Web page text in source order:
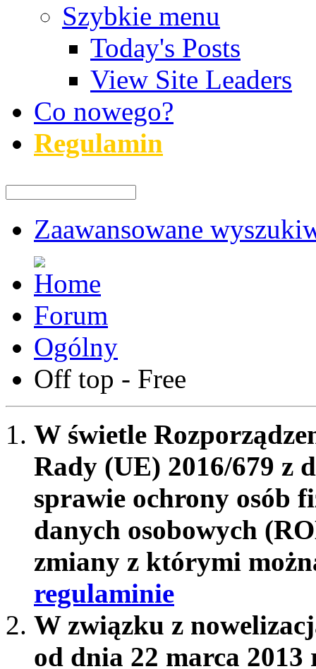
Szybkie menu
Today's Posts
View Site Leaders
Co nowego?
Regulamin
Zaawansowane
Forum
Ogólny
Off top - Free
W świetle
Rady (UE) 2016/679 z
sprawie ochrony osób
danych osobowych
zmiany z którymi
regulaminie
W związku z
od dnia 22 marca